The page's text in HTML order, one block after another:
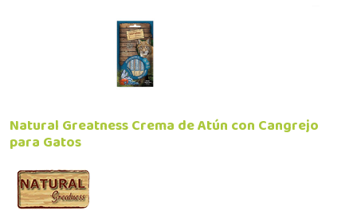
Natural Greatness Crema de Atún con Cangrejo
para Gatos